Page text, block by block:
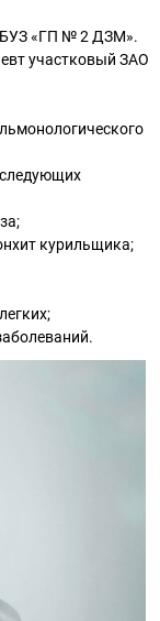
«ГП № 2 ДЗМ».
участковый ЗАО
курильщика;